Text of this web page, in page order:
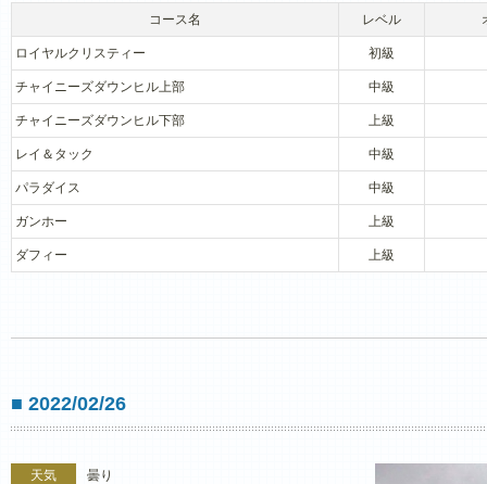
コース名 レベル
ロイヤルクリスティー 初級
チャイニーズダウンヒル上部 中級
チャイニーズダウンヒル下部 上級
レイ＆タック 中級
パラダイス 中級
ガンホー 上級
ダフィー 上級
■ 2022/02/26
天気
曇り